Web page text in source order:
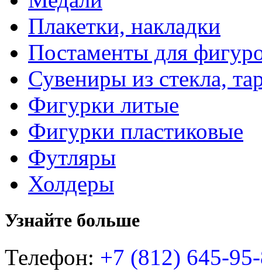
Плакетки, накладки
Постаменты для
Сувениры из стекла,
Фигурки литые
Фигурки пластиковые
Футляры
Холдеры
Узнайте больше
Телефон: +7 (812) 645-